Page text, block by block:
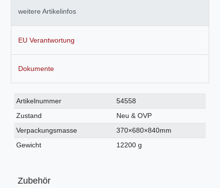
weitere Artikelinfos
EU Verantwortung
Dokumente
Technisches
Merkmal
Wert
Artikelnummer
54558
Zustand
Neu & OVP
Verpackungsmasse
370×680×840mm
Gewicht
12200 g
Zubehör